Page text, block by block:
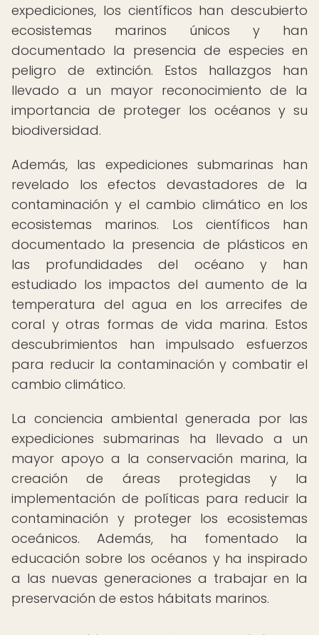
expediciones, los científicos han descubierto
ecosistemas marinos únicos y han
documentado la presencia de especies en
peligro de extinción. Estos hallazgos han
llevado a un mayor reconocimiento de la
importancia de proteger los océanos y su
biodiversidad.
Además, las expediciones submarinas han
revelado los efectos devastadores de la
contaminación y el cambio climático en los
ecosistemas marinos. Los científicos han
documentado la presencia de plásticos en
las profundidades del océano y han
estudiado los impactos del aumento de la
temperatura del agua en los arrecifes de
coral y otras formas de vida marina. Estos
descubrimientos han impulsado esfuerzos
para reducir la contaminación y combatir el
cambio climático.
La conciencia ambiental generada por las
expediciones submarinas ha llevado a un
mayor apoyo a la conservación marina, la
creación de áreas protegidas y la
implementación de políticas para reducir la
contaminación y proteger los ecosistemas
oceánicos. Además, ha fomentado la
educación sobre los océanos y ha inspirado
a las nuevas generaciones a trabajar en la
preservación de estos hábitats marinos.